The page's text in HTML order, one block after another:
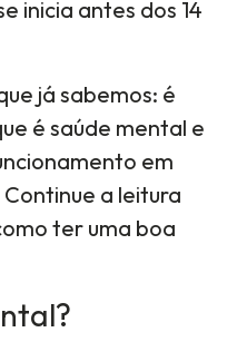
inicia antes dos 14
já sabemos: é
é saúde mental e
em
a leitura
ter uma boa